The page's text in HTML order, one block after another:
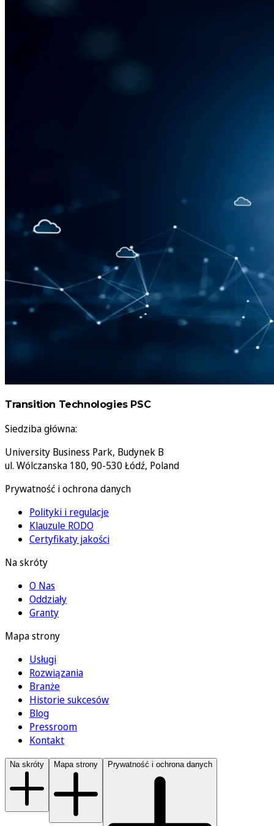
Transition Technologies PSC
Siedziba główna:
University Business Park, Budynek B
ul. Wólczanska 180, 90-530 Łódź, Poland
Prywatność i ochrona danych
Polityki i regulacje
Klauzule RODO
Certyfikaty jakości
Na skróty
O Nas
Oddziały
Granty
Mapa strony
Usługi
Rozwiązania
Branże
Historie sukcesów
Blog
Pressroom
Kontakt
Na skróty Mapa strony Prywatność i ochrona danych